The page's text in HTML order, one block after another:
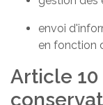
envoi
en fonction
Article